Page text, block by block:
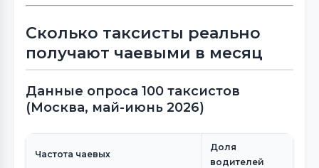
Сколько таксисты реально
получают чаевыми в месяц
Данные опроса 100 таксистов
(Москва, май-июнь 2026)
Частота чаевых
Доля
водителей